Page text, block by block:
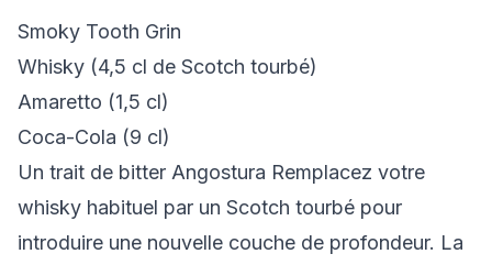
Smoky Tooth Grin
Whisky (4,5 cl de Scotch tourbé)
Amaretto (1,5 cl)
Coca-Cola (9 cl)
Un trait de bitter Angostura Remplacez votre
whisky habituel par un Scotch tourbé pour
introduire une nouvelle couche de profondeur. La